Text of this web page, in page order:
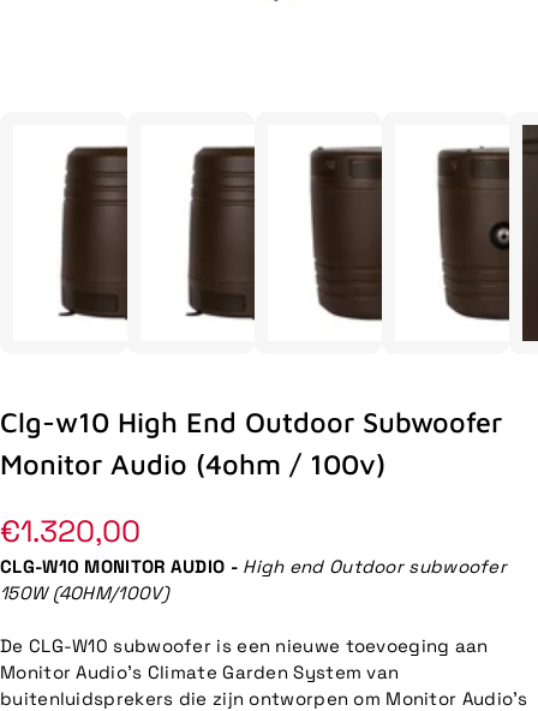
Clg-w10 High End Outdoor Subwoofer
Monitor Audio (4ohm / 100v)
Normale
prijs
€1.320,00
CLG-W10 MONITOR AUDIO - High end Outdoor subwoofer
150W (4OHM/100V)
De CLG-W10 subwoofer is een nieuwe toevoeging aan
Monitor Audio's Climate Garden System van
buitenluidsprekers die zijn ontworpen om Monitor Audio's